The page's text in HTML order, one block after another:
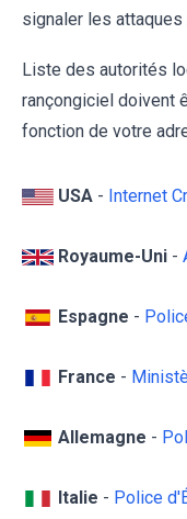
signaler les attaques
Liste des autorités
rançongiciel doivent
fonction de votre
USA - Internet
Royaume-Uni -
Espagne -
France -
Allemagne -
Italie - Police